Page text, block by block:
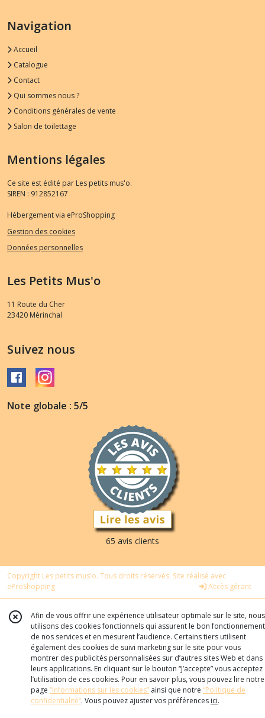
Navigation
Accueil
Catalogue
Contact
Qui sommes nous ?
Conditions générales de vente
Salon de toilettage
Mentions légales
Ce site est édité par Les petits mus'o.
SIREN : 912852167
Hébergement via eProShopping
Gestion des cookies
Données personnelles
Les Petits Mus'o
11 Route du Cher
23420 Mérinchal
Suivez nous
Note globale : 5/5
65 avis clients
Copyright Les petits mus'o. Tous droits réservés. Site réalisé avec
eProShopping
Accès gérant
Afin de vous offrir une expérience utilisateur optimale sur le site, nous
utilisons des cookies fonctionnels qui assurent le bon fonctionnement
de nos services et en mesurent l’audience. Certains tiers utilisent
également des cookies de suivi marketing sur le site pour vous
montrer des publicités personnalisées sur d’autres sites Web et dans
leurs applications. En cliquant sur le bouton “J’accepte” vous acceptez
l’utilisation de ces cookies. Pour en savoir plus, vous pouvez lire notre
page “Informations sur les cookies” ainsi que notre “Politique de
confidentialité“. Vous pouvez ajuster vos préférences ici.